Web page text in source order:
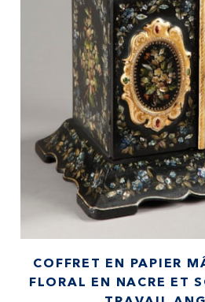
COFFRET EN PAPIER
FLORAL EN NACRE ET